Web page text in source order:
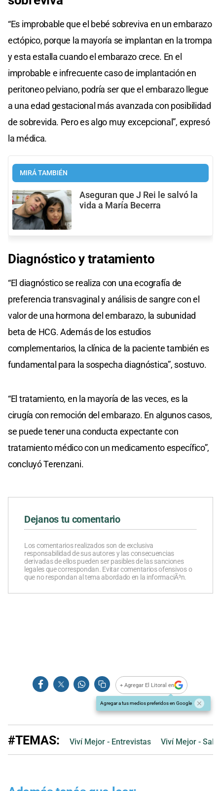
“Es improbable que el bebé sobreviva en un embarazo
ectópico, porque la mayoría se implantan en la trompa
y esta estalla cuando el embarazo crece. En el
improbable e infrecuente caso de implantación en
peritoneo pelviano, podría ser que el embarazo llegue
a una edad gestacional más avanzada con posibilidad
de sobrevida. Pero es algo muy excepcional”, expresó
la médica.
MIRÁ TAMBIÉN
Aseguran que J Rei le salvó la
vida a María Becerra
Diagnóstico y tratamiento
“El diagnóstico se realiza con una ecografía de
preferencia transvaginal y análisis de sangre con el
valor de una hormona del embarazo, la subunidad
beta de HCG. Además de los estudios
complementarios, la clínica de la paciente también es
fundamental para la sospecha diagnóstica”, sostuvo.
“El tratamiento, en la mayoría de las veces, es la
cirugía con remoción del embarazo. En algunos casos,
se puede tener una conducta expectante con
tratamiento médico con un medicamento específico”,
concluyó Terenzani.
Dejanos tu comentario
Los comentarios realizados son de exclusiva
responsabilidad de sus autores y las consecuencias
derivadas de ellos pueden ser pasibles de las sanciones
legales que correspondan. Evitar comentarios ofensivos o
que no respondan al tema abordado en la informaciÃ³n.
+ Agregar El Litoral en
Agregar a tus medios preferidos en Google
#TEMAS: Viví Mejor - Entrevistas Viví Mejor -